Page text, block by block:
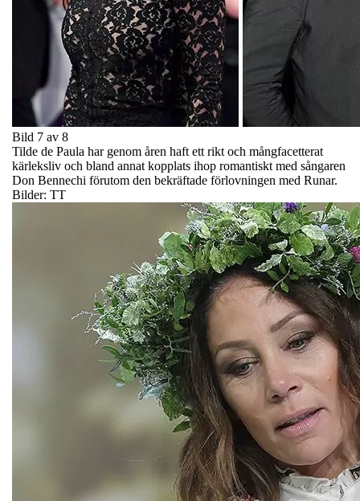
Bild 7 av 8
Tilde de Paula har genom åren haft ett rikt och mångfacetterat
kärleksliv och bland annat kopplats ihop romantiskt med sångaren
Don Bennechi förutom den bekräftade förlovningen med Runar.
Bilder: TT